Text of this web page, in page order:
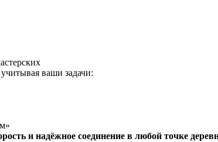
учитывая ваши задачи:
и надёжное соединение в любой точке